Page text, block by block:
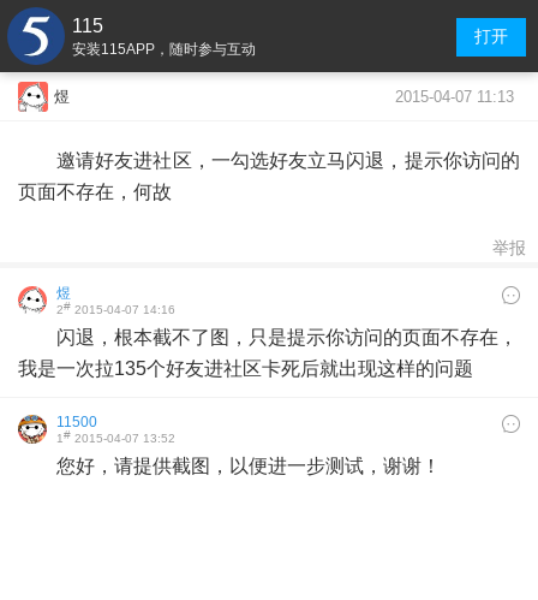
115
安装115APP，随时参与互动
打开
煜 2015-04-07 11:13
邀请好友进社区，一勾选好友立马闪退，提示你访问的
页面不存在，何故
举报
煜
2# 2015-04-07 14:16
闪退，根本截不了图，只是提示你访问的页面不存在，
我是一次拉135个好友进社区卡死后就出现这样的问题
11500
1# 2015-04-07 13:52
您好，请提供截图，以便进一步测试，谢谢！